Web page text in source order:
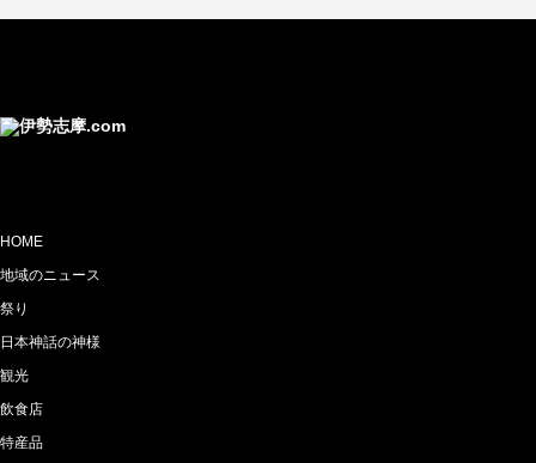
HOME
地域のニュース
祭り
日本神話の神様
観光
飲食店
特産品